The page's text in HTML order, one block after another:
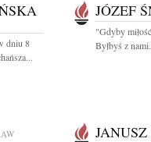
dniu 8
JÓZEF
"Gdyby
Byłbyś z